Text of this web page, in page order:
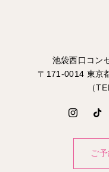
池袋西口コン
〒171-0014 東京
（
ご